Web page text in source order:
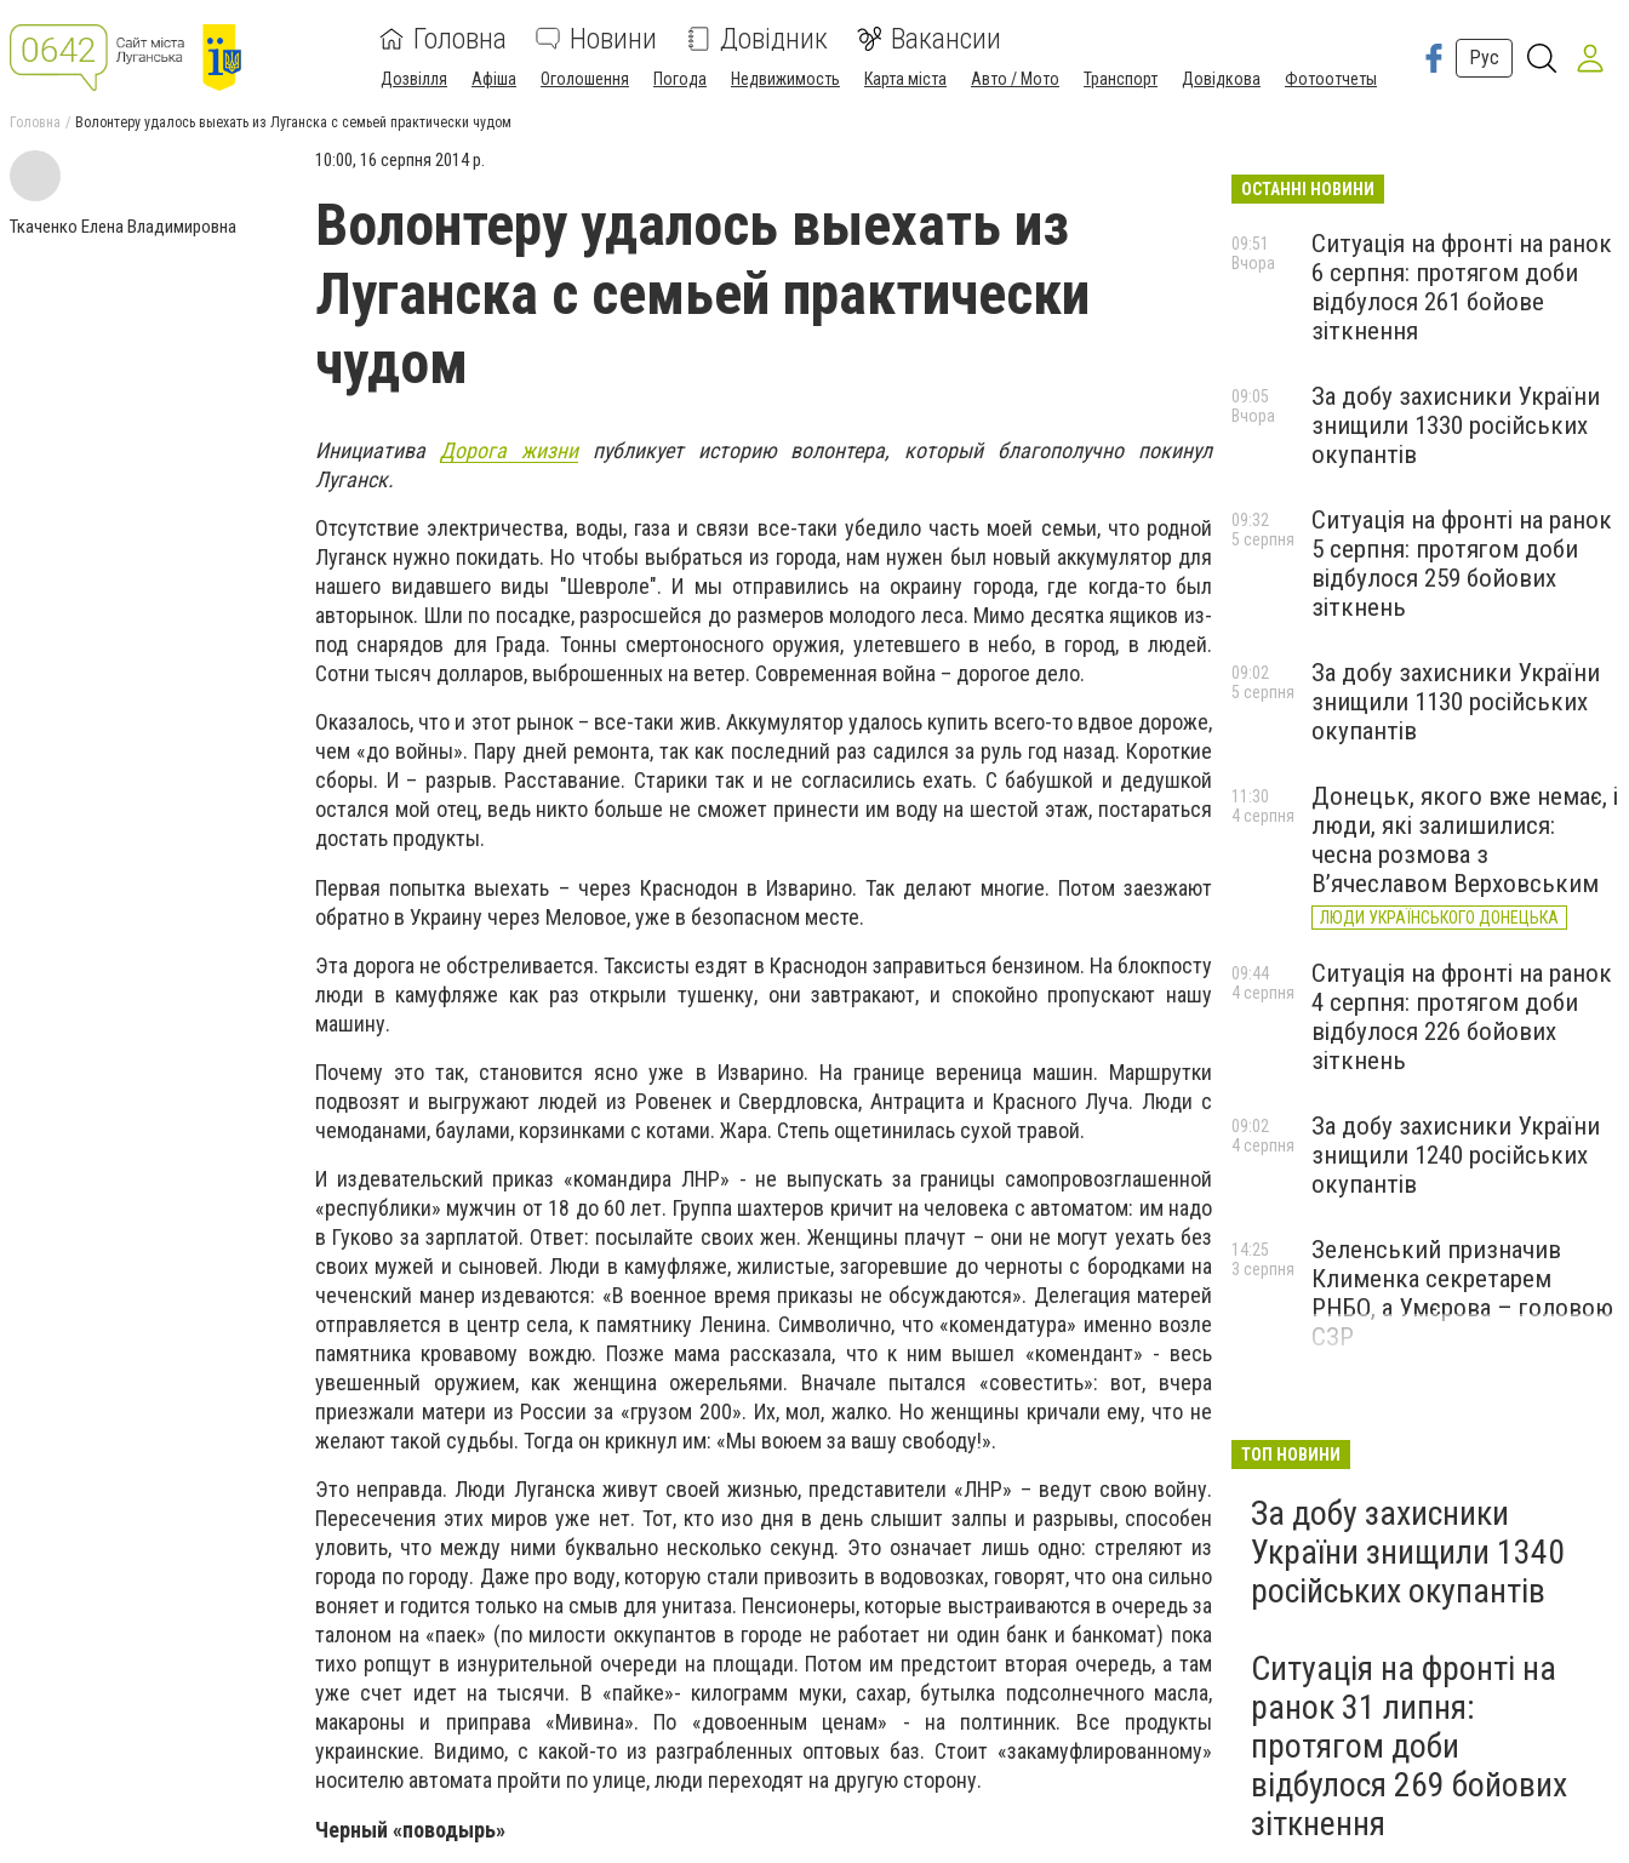
Головна Новини Довідник Вакансии
Дозвілля Афіша Оголошення Погода Недвижимость Карта міста Авто / Мото Транспорт Довідкова Фотоотчеты
Рус
Головна Волонтеру удалось выехать из Луганска с семьей практически чудом
Ткаченко Елена Владимировна
10:00, 16 серпня 2014 р.
Волонтеру удалось выехать из
Луганска с семьей практически
чудом
Инициатива Дорога жизнипубликует историю волонтера, который благополучно покинул
Луганск.
Отсутствие электричества, воды, газа и связи все-таки убедило часть моей семьи, что родной
Луганск нужно покидать. Но чтобы выбраться из города, нам нужен был новый аккумулятор для
нашего видавшего виды "Шевроле". И мы отправились на окраину города, где когда-то был
авторынок. Шли по посадке, разросшейся до размеров молодого леса. Мимо десятка ящиков из-
под снарядов для Града. Тонны смертоносного оружия, улетевшего в небо, в город, в людей.
Сотни тысяч долларов, выброшенных на ветер. Современная война – дорогое дело.
Оказалось, что и этот рынок – все-таки жив. Аккумулятор удалось купить всего-то вдвое дороже,
чем «до войны». Пару дней ремонта, так как последний раз садился за руль год назад. Короткие
сборы. И – разрыв. Расставание. Старики так и не согласились ехать. С бабушкой и дедушкой
остался мой отец, ведь никто больше не сможет принести им воду на шестой этаж, постараться
достать продукты.
Первая попытка выехать – через Краснодон в Изварино. Так делают многие. Потом заезжают
обратно в Украину через Меловое, уже в безопасном месте.
Эта дорога не обстреливается. Таксисты ездят в Краснодон заправиться бензином. На блокпосту
люди в камуфляже как раз открыли тушенку, они завтракают, и спокойно пропускают нашу
машину.
Почему это так, становится ясно уже в Изварино. На границе вереница машин. Маршрутки
подвозят и выгружают людей из Ровенек и Свердловска, Антрацита и Красного Луча. Люди с
чемоданами, баулами, корзинками с котами. Жара. Степь ощетинилась сухой травой.
И издевательский приказ «командира ЛНР» - не выпускать за границы самопровозглашенной
«республики» мужчин от 18 до 60 лет. Группа шахтеров кричит на человека с автоматом: им надо
в Гуково за зарплатой. Ответ: посылайте своих жен. Женщины плачут – они не могут уехать без
своих мужей и сыновей. Люди в камуфляже, жилистые, загоревшие до черноты с бородками на
чеченский манер издеваются: «В военное время приказы не обсуждаются». Делегация матерей
отправляется в центр села, к памятнику Ленина. Символично, что «комендатура» именно возле
памятника кровавому вождю. Позже мама рассказала, что к ним вышел «комендант» - весь
увешенный оружием, как женщина ожерельями. Вначале пытался «совестить»: вот, вчера
приезжали матери из России за «грузом 200». Их, мол, жалко. Но женщины кричали ему, что не
желают такой судьбы. Тогда он крикнул им: «Мы воюем за вашу свободу!».
Это неправда. Люди Луганска живут своей жизнью, представители «ЛНР» – ведут свою войну.
Пересечения этих миров уже нет. Тот, кто изо дня в день слышит залпы и разрывы, способен
уловить, что между ними буквально несколько секунд. Это означает лишь одно: стреляют из
города по городу. Даже про воду, которую стали привозить в водовозках, говорят, что она сильно
воняет и годится только на смыв для унитаза. Пенсионеры, которые выстраиваются в очередь за
талоном на «паек» (по милости оккупантов в городе не работает ни один банк и банкомат) пока
тихо ропщут в изнурительной очереди на площади. Потом им предстоит вторая очередь, а там
уже счет идет на тысячи. В «пайке»- килограмм муки, сахар, бутылка подсолнечного масла,
макароны и приправа «Мивина». По «довоенным ценам» - на полтинник. Все продукты
украинские. Видимо, с какой-то из разграбленных оптовых баз. Стоит «закамуфлированному»
носителю автомата пройти по улице, люди переходят на другую сторону.
Черный «поводырь»
ОСТАННІ НОВИНИ
Ситуація на фронті на ранок
6 серпня: протягом доби
відбулося 261 бойове
зіткнення
09:51
Вчора
За добу захисники України
знищили 1330 російських
окупантів
09:05
Вчора
Ситуація на фронті на ранок
5 серпня: протягом доби
відбулося 259 бойових
зіткнень
09:32
5 серпня
За добу захисники України
знищили 1130 російських
окупантів
09:02
5 серпня
Донецьк, якого вже немає, і
люди, які залишилися:
чесна розмова з
В’ячеславом Верховським
ЛЮДИ УКРАЇНСЬКОГО ДОНЕЦЬКА
11:30
4 серпня
Ситуація на фронті на ранок
4 серпня: протягом доби
відбулося 226 бойових
зіткнень
09:44
4 серпня
За добу захисники України
знищили 1240 російських
окупантів
09:02
4 серпня
Зеленський призначив
Клименка секретарем
РНБО, а Умєрова – головою
СЗР
14:25
3 серпня
ТОП НОВИНИ
За добу захисники
України знищили 1340
російських окупантів
Ситуація на фронті на
ранок 31 липня:
протягом доби
відбулося 269 бойових
зіткнення